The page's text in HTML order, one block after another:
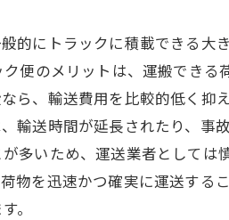
的にトラックに積載できる大
便のメリットは、運搬でき
ら、輸送費用を比較的低く抑
輸送時間が延長されたり、事
多いため、運送業者としては
物を迅速かつ確実に運送する
。